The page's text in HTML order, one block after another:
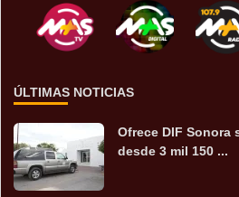
ÚLTIMAS NOTICIAS
Ofrece DIF Sonora
desde 3 mil 150 ...